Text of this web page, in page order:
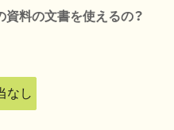
資料の文書を使えるの？
なし